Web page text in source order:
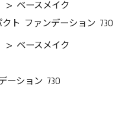
> ベースメイク
ト ファンデーション 730
> ベースメイク
ーション 730